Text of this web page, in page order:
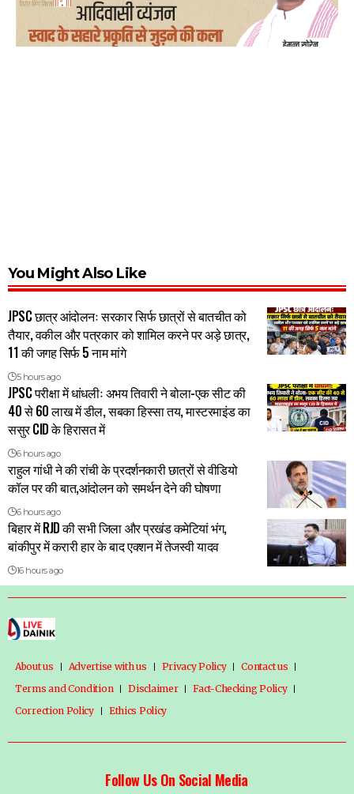
You Might Also Like
JPSC छात्र आंदोलनः सरकार सिर्फ छात्रों से बातचीत को
तैयार, वकील और पत्रकार को शामिल करने पर अड़े छात्र,
11 की जगह सिर्फ 5 नाम मांगे
5 hours ago
JPSC परीक्षा में धांधलीः अभय तिवारी ने बोला-एक सीट की
40 से 60 लाख में डील, सबका हिस्सा तय, मास्टरमाइंड का
ससुर CID के हिरासत में
6 hours ago
राहुल गांधी ने की रांची के प्रदर्शनकारी छात्रों से वीडियो
कॉल पर की बात,आंदोलन को समर्थन देने की घोषणा
6 hours ago
बिहार में RJD की सभी जिला और प्रखंड कमेटियां भंग,
बांकीपुर में करारी हार के बाद एक्शन में तेजस्वी यादव
16 hours ago
About us Advertise with us Privacy Policy
Contact us
Terms and Condition
Disclaimer
Fact-Checking Policy
Correction Policy
Ethics Policy
Follow Us On Social Media